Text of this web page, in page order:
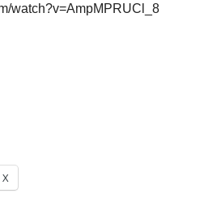
watch?v=AmpMPRUCl_8
X